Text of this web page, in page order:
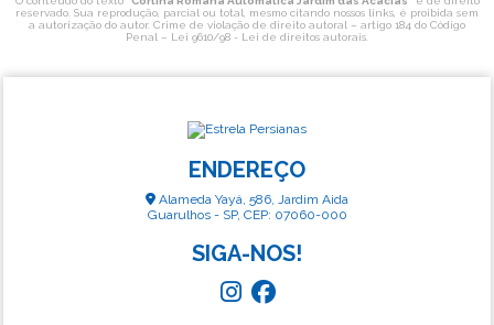
reservado. Sua reprodução, parcial ou total, mesmo citando nossos links, é proibida sem
a autorização do autor. Crime de violação de direito autoral – artigo 184 do Código
Penal – Lei 9610/98 - Lei de direitos autorais
ENDEREÇO
Alameda Yayá, 586, Jardim Aida
Guarulhos - SP, CEP: 07060-000
SIGA-NOS!